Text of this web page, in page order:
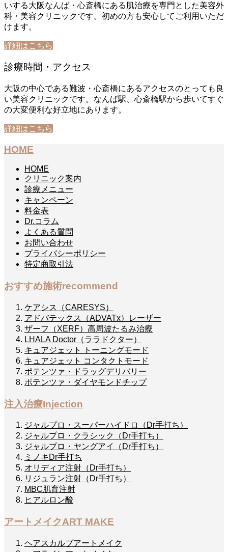
いする大阪なんば・心斎橋にある肌治療を専門とした美容外
科・美容クリニックです。初めの方も安心してご利用いただ
けます。
詳細はこちら
診療時間・アクセス
大阪の中心である難波・心斎橋にあるアクセスのとっても良
い美容クリニックです。なんば駅、心斎橋駅から歩いてすぐ
の大変便利な好立地にあります。
詳細はこちら
HOME
HOME
クリニック案内
診療メニュー
キャンペーン
料金表
Dr.コラム
よくある質問
お問い合わせ
プライバシーポリシー
特定商取引法
おすすめ施術recommend
ケアシス（CARESYS）
アドバテックス（ADVATx）レーザー
ザーフ（XERF）高周波たるみ治療
LHALA Doctor（ララドクター）
キュアジェット トーニングモード
キュアジェット コンタクトモード
ポテンツァ・ドラッグデリバリー
ポテンツァ・ダイヤモンドチップ
注入治療Injection
ジャルプロ・スーパーハイドロ（Dr手打ち）
ジャルプロ・クラシック（Dr手打ち）
ジャルプロ・ヤングアイ（Dr手打ち）
ミノキDr手打ち
オリディア注射（Dr手打ち）
リジュラン注射（Dr手打ち）
MBC肌育注射
ヒアルロン酸
アートメイクART MAKE
ヘアスカルプアートメイク